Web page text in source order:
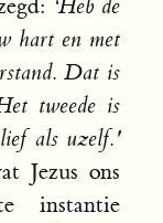
‘Heb de
hart en met
Dat is
tweede is
als uzelf.'
Jezus ons
instantie